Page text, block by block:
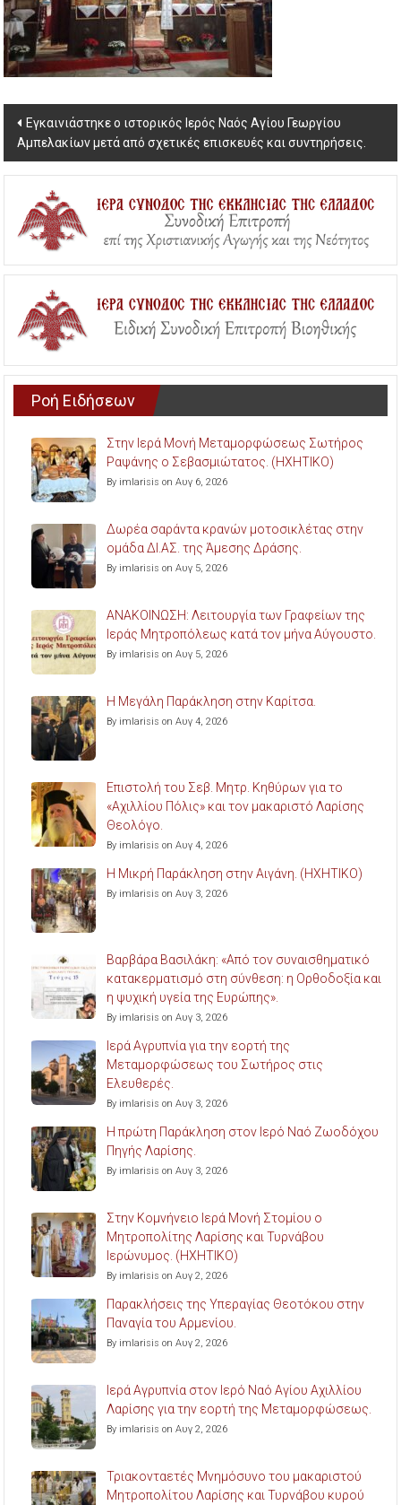
Post
navigation
Εγκαινιάστηκε ο ιστορικός Ιερός Ναός Αγίου Γεωργίου
Αμπελακίων μετά από σχετικές επισκευές και συντηρήσεις.
Ροή Ειδήσεων
Στην Ιερά Μονή Μεταμορφώσεως Σωτήρος
Ραψάνης ο Σεβασμιώτατος. (ΗΧΗΤΙΚΟ)
By imlarisis on Αυγ 6, 2026
Δωρέα σαράντα κρανών μοτοσικλέτας στην
ομάδα ΔΙ.ΑΣ. της Άμεσης Δράσης.
By imlarisis on Αυγ 5, 2026
ΑΝΑΚΟΙΝΩΣΗ: Λειτουργία των Γραφείων της
Ιεράς Μητροπόλεως κατά τον μήνα Αύγουστο.
By imlarisis on Αυγ 5, 2026
Η Μεγάλη Παράκληση στην Καρίτσα.
By imlarisis on Αυγ 4, 2026
Επιστολή του Σεβ. Μητρ. Κηθύρων για το
«Αχιλλίου Πόλις» και τον μακαριστό Λαρίσης
Θεολόγο.
By imlarisis on Αυγ 4, 2026
Η Μικρή Παράκληση στην Αιγάνη. (ΗΧΗΤΙΚΟ)
By imlarisis on Αυγ 3, 2026
Βαρβάρα Βασιλάκη: «Από τον συναισθηματικό
κατακερματισμό στη σύνθεση: η Ορθοδοξία και
η ψυχική υγεία της Ευρώπης».
By imlarisis on Αυγ 3, 2026
Ιερά Αγρυπνία για την εορτή της
Μεταμορφώσεως του Σωτήρος στις
Ελευθερές.
By imlarisis on Αυγ 3, 2026
Η πρώτη Παράκληση στον Ιερό Ναό Ζωοδόχου
Πηγής Λαρίσης.
By imlarisis on Αυγ 3, 2026
Στην Κομνήνειο Ιερά Μονή Στομίου ο
Μητροπολίτης Λαρίσης και Τυρνάβου
Ιερώνυμος. (ΗΧΗΤΙΚΟ)
By imlarisis on Αυγ 2, 2026
Παρακλήσεις της Υπεραγίας Θεοτόκου στην
Παναγία του Αρμενίου.
By imlarisis on Αυγ 2, 2026
Ιερά Αγρυπνία στον Ιερό Ναό Αγίου Αχιλλίου
Λαρίσης για την εορτή της Μεταμορφώσεως.
By imlarisis on Αυγ 2, 2026
Τριακονταετές Μνημόσυνο του μακαριστού
Μητροπολίτου Λαρίσης και Τυρνάβου κυρού